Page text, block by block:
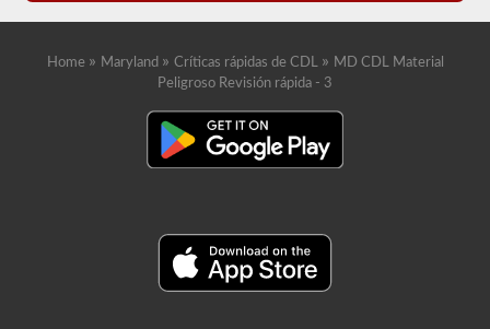
Home » Maryland » Críticas rápidas de CDL » MD CDL Material
Peligroso Revisión rápida - 3